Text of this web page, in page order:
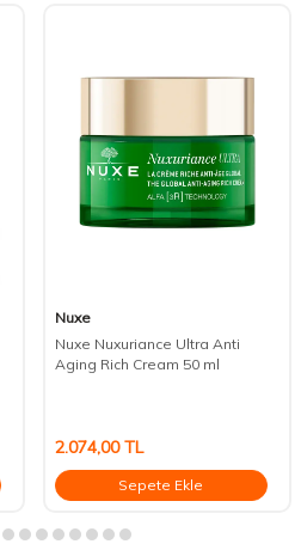
Nuxe
Nuxe Nuxuriance Ultra Anti
Aging Rich Cream 50 ml
2.074,00TL
Sepete Ekle